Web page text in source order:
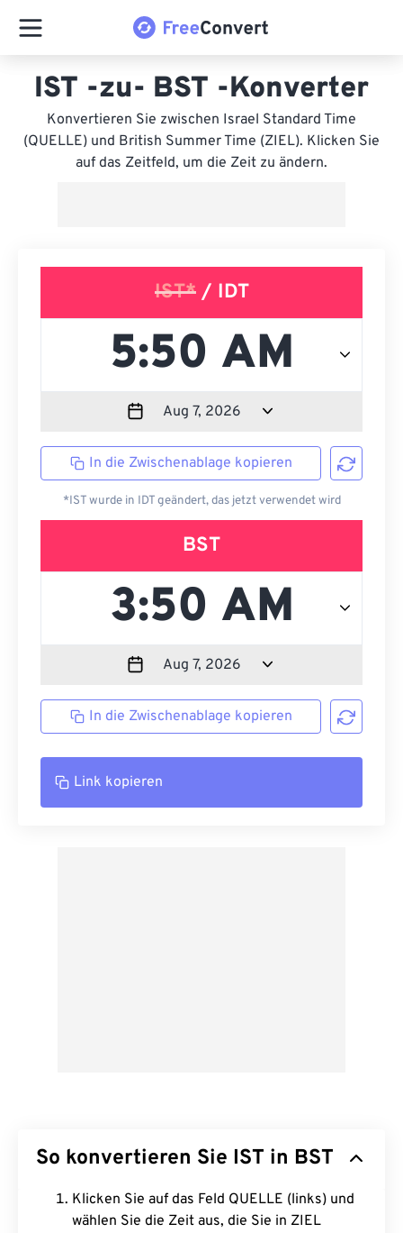
IST -zu- BST -Konverter
Konvertieren Sie zwischen Israel Standard Time
(QUELLE) und British Summer Time (ZIEL). Klicken Sie
auf das Zeitfeld, um die Zeit zu ändern.
IST*/ IDT
In die Zwischenablage kopieren
*IST wurde in IDT geändert, das jetzt verwendet wird
BST
In die Zwischenablage kopieren
Link kopieren
So konvertieren Sie IST in BST
Klicken Sie auf das Feld QUELLE (links) und
wählen Sie die Zeit aus, die Sie in ZIEL